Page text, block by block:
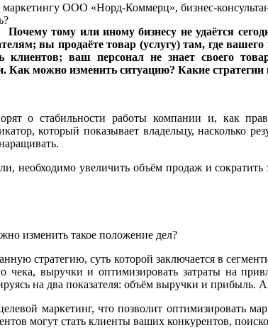
ООО «Норд-Коммерц», бизнес-
Почему тому или иному бизнесу не удаётся
вы продаёте товар (услугу) там, где
клиентов; ваш персонал не знает своего
Как можно изменить ситуацию? Какие стратегии
о стабильности работы компании и, как
который показывает владельцу, насколько
необходимо увеличить объём продаж и
изменить такое положение дел?
стратегию, суть которой заключается в
чека, выручки и оптимизировать затраты на
на два показателя: объём выручки и прибыль.
маркетинг, что позволит оптимизировать
могут стать клиенты ваших конкурентов,